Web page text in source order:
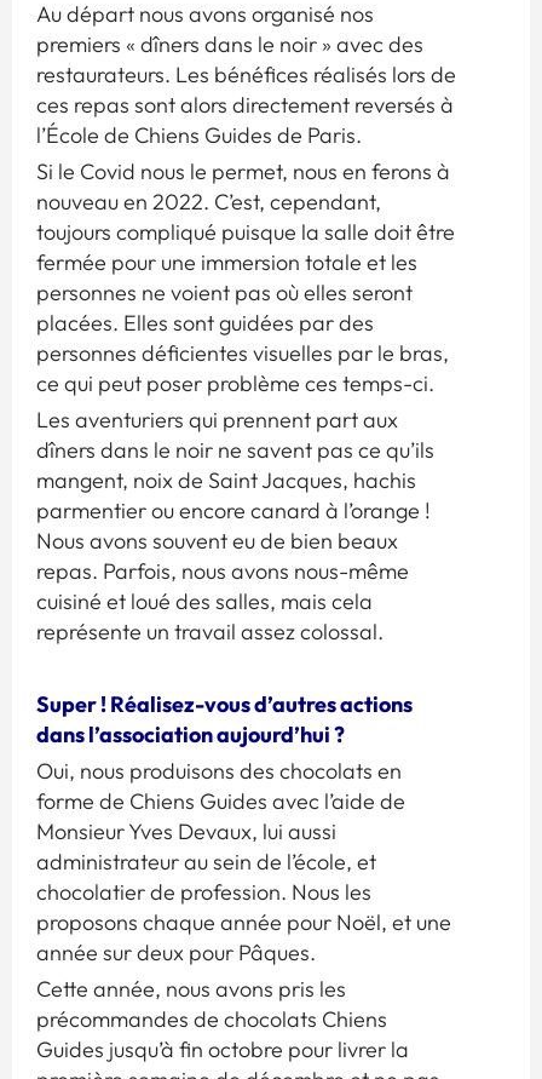
Au départ nous avons organisé nos
premiers « dîners dans le noir » avec des
restaurateurs. Les bénéfices réalisés lors de
ces repas sont alors directement reversés à
l’École de Chiens Guides de Paris.
Si le Covid nous le permet, nous en ferons à
nouveau en 2022. C’est, cependant,
toujours compliqué puisque la salle doit être
fermée pour une immersion totale et les
personnes ne voient pas où elles seront
placées. Elles sont guidées par des
personnes déficientes visuelles par le bras,
ce qui peut poser problème ces temps-ci.
Les aventuriers qui prennent part aux
dîners dans le noir ne savent pas ce qu’ils
mangent, noix de Saint Jacques, hachis
parmentier ou encore canard à l’orange !
Nous avons souvent eu de bien beaux
repas. Parfois, nous avons nous-même
cuisiné et loué des salles, mais cela
représente un travail assez colossal.
Super ! Réalisez-vous d’autres actions
dans l’association aujourd’hui ?
Oui, nous produisons des chocolats en
forme de Chiens Guides avec l’aide de
Monsieur Yves Devaux, lui aussi
administrateur au sein de l’école, et
chocolatier de profession. Nous les
proposons chaque année pour Noël, et une
année sur deux pour Pâques.
Cette année, nous avons pris les
précommandes de chocolats Chiens
Guides jusqu’à fin octobre pour livrer la